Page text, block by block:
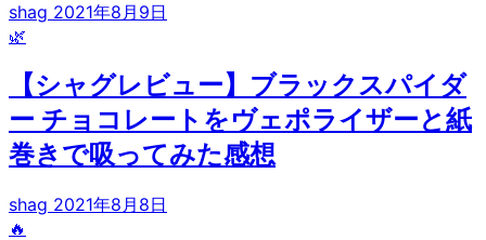
shag 2021年8月9日
🌿
【シャグレビュー】ブラックスパイダ
ー チョコレートをヴェポライザーと紙
巻きで吸ってみた感想
shag 2021年8月8日
🔥